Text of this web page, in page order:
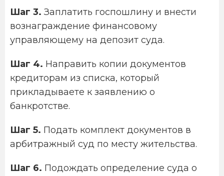
Шаг 3. Заплатить госпошлину и внести
вознаграждение финансовому
управляющему на депозит суда.
Шаг 4. Направить копии документов
кредиторам из списка, который
прикладываете к заявлению о
банкротстве.
Шаг 5. Подать комплект документов в
арбитражный суд по месту жительства.
Шаг 6. Подождать определение суда о